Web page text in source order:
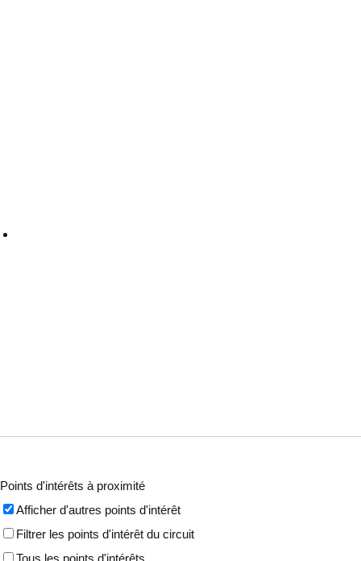
Points d'intérêts à proximité
Afficher d'autres points d'intérêt
Filtrer les points d'intérêt du circuit